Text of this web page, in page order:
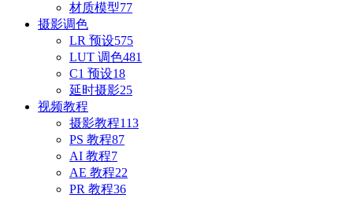
材质模型77
摄影调色
LR 预设575
LUT 调色481
C1 预设18
延时摄影25
视频教程
摄影教程113
PS 教程87
AI 教程7
AE 教程22
PR 教程36